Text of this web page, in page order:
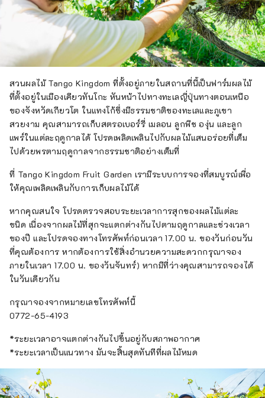
สวนผลไม้ Tango Kingdom ที่ตั้งอยู่ภายในสถานที่นี้เป็นฟาร์มผลไม้
ที่ตั้งอยู่ในเมืองเคียวทันโกะ หันหน้าไปทางทะเลญี่ปุ่นทางตอนเหนือ
ของจังหวัดเกียวโต ในแทงโก้ซึ่งมีธรรมชาติของทะเลและภูเขา
สวยงาม คุณสามารถเก็บสตรอเบอร์รี่ เมลอน ลูกพีช องุ่น และลูก
แพร์ในแต่ละฤดูกาลได้ โปรดเพลิดเพลินไปกับผลไม้แสนอร่อยที่เต็ม
ไปด้วยพรตามฤดูกาลจากธรรมชาติอย่างเต็มที่
ที่ Tango Kingdom Fruit Garden เรามีระบบการจองที่สมบูรณ์เพื่อ
ให้คุณเพลิดเพลินกับการเก็บผลไม้ได้
หากคุณสนใจ โปรดตรวจสอบระยะเวลาการสุกของผลไม้แต่ละ
ชนิด เนื่องจากผลไม้ที่สุกจะแตกต่างกันไปตามฤดูกาลและช่วงเวลา
ของปี และโปรดจองทางโทรศัพท์ก่อนเวลา 17.00 น. ของวันก่อนวัน
ที่คุณต้องการ หากต้องการใช้สิ่งอำนวยความสะดวกกรุณาจอง
ภายในเวลา 17.00 น. ของวันจันทร์) หากมีที่ว่างคุณสามารถจองได้
ในวันเดียวกัน
กรุณาจองจากหมายเลขโทรศัพท์นี้
0772-65-4193
*ระยะเวลาอาจแตกต่างกันไปขึ้นอยู่กับสภาพอากาศ
*ระยะเวลาเป็นแนวทาง มันจะสิ้นสุดทันทีที่ผลไม้หมด